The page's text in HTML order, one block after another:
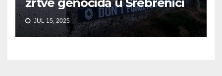
žrtve genocida u Srebrenici
JUL 15, 2025